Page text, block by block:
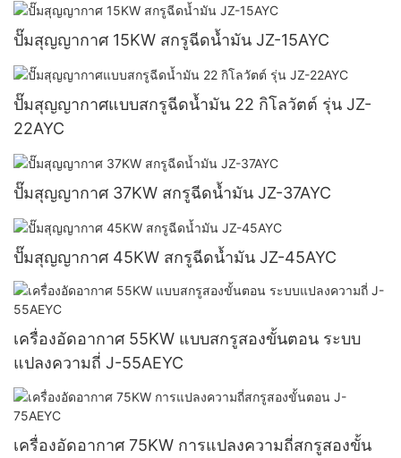
ปั๊มสุญญากาศ 15KW สกรูฉีดน้ำมัน JZ-15AYC
ปั๊มสุญญากาศแบบสกรูฉีดน้ำมัน 22 กิโลวัตต์ รุ่น JZ-
22AYC
ปั๊มสุญญากาศ 37KW สกรูฉีดน้ำมัน JZ-37AYC
ปั๊มสุญญากาศ 45KW สกรูฉีดน้ำมัน JZ-45AYC
เครื่องอัดอากาศ 55KW แบบสกรูสองขั้นตอน ระบบ
แปลงความถี่ J-55AEYC
เครื่องอัดอากาศ 75KW การแปลงความถี่สกรูสองขั้น